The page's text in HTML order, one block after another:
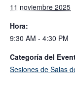
11 noviembre 2025
Hora:
9:30 AM - 4:30 PM
Categoría del
Sesiones de Salas